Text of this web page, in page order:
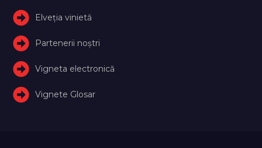
Elveţia vinietă
Partenerii noștri
Vigneta electronică
Vignete Glosar